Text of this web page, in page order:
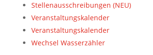
Stellenausschreibungen (NEU)
Veranstaltungskalender
Veranstaltungskalender
Wechsel Wasserzähler